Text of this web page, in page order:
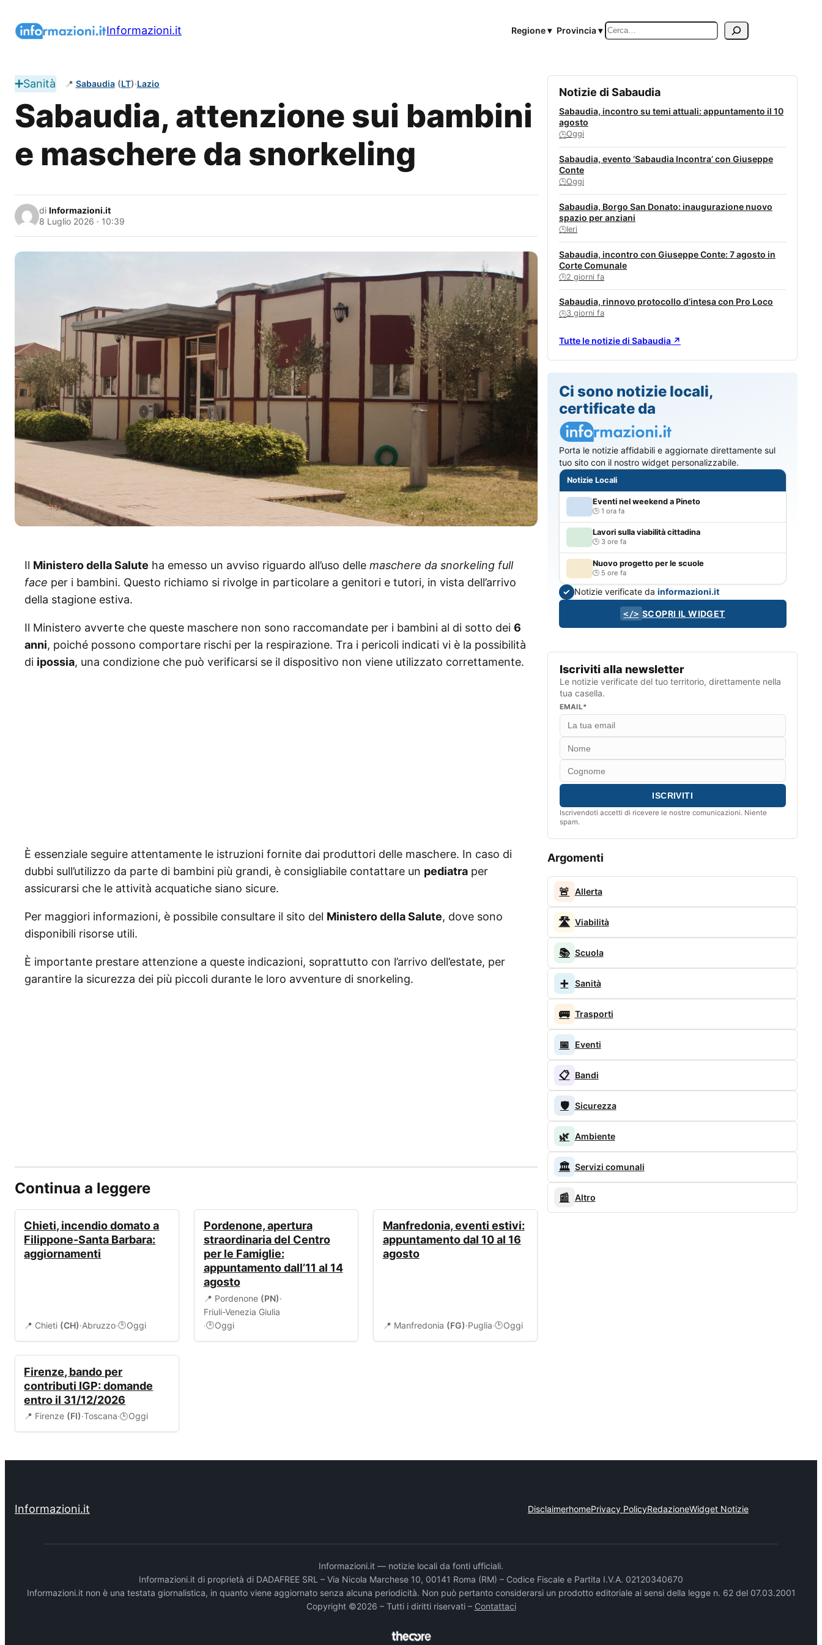
Informazioni.it Regione ▾ Provincia ▾ Cerca
➕Sanità 📍 Sabaudia (LT)·Lazio
Sabaudia, attenzione sui bambini
e maschere da snorkeling
di Informazioni.it
8 Luglio 2026 · 10:39
Il Ministero della Salute ha emesso un avviso riguardo all’uso delle maschere da snorkeling full
face per i bambini. Questo richiamo si rivolge in particolare a genitori e tutori, in vista dell’arrivo
della stagione estiva.
Il Ministero avverte che queste maschere non sono raccomandate per i bambini al di sotto dei 6
anni, poiché possono comportare rischi per la respirazione. Tra i pericoli indicati vi è la possibilità
di ipossia, una condizione che può verificarsi se il dispositivo non viene utilizzato correttamente.
È essenziale seguire attentamente le istruzioni fornite dai produttori delle maschere. In caso di
dubbi sull’utilizzo da parte di bambini più grandi, è consigliabile contattare un pediatra per
assicurarsi che le attività acquatiche siano sicure.
Per maggiori informazioni, è possibile consultare il sito del Ministero della Salute, dove sono
disponibili risorse utili.
È importante prestare attenzione a queste indicazioni, soprattutto con l’arrivo dell’estate, per
garantire la sicurezza dei più piccoli durante le loro avventure di snorkeling.
Continua a leggere
Chieti, incendio domato a
Filippone-Santa Barbara:
aggiornamenti
📍 Chieti (CH)·Abruzzo·🕒Oggi
Pordenone, apertura
straordinaria del Centro
per le Famiglie:
appuntamento dall’11 al 14
agosto
📍 Pordenone (PN)·
Friuli-Venezia Giulia
·🕒Oggi
Manfredonia, eventi estivi:
appuntamento dal 10 al 16
agosto
📍 Manfredonia (FG)·Puglia·🕒Oggi
Firenze, bando per
contributi IGP: domande
entro il 31/12/2026
📍 Firenze (FI)·Toscana·🕒Oggi
Notizie di Sabaudia
Sabaudia, incontro su temi attuali: appuntamento il 10
agosto
🕒Oggi
Sabaudia, evento ‘Sabaudia Incontra’ con Giuseppe
Conte
🕒Oggi
Sabaudia, Borgo San Donato: inaugurazione nuovo
spazio per anziani
🕒Ieri
Sabaudia, incontro con Giuseppe Conte: 7 agosto in
Corte Comunale
🕒2 giorni fa
Sabaudia, rinnovo protocollo d’intesa con Pro Loco
🕒3 giorni fa
Tutte le notizie di Sabaudia ↗
Ci sono notizie locali,
certificate da
Porta le notizie affidabili e aggiornate direttamente sul
tuo sito con il nostro widget personalizzabile.
Notizie Locali
Eventi nel weekend a Pineto
1 ora fa
Lavori sulla viabilità cittadina
3 ore fa
Nuovo progetto per le scuole
5 ore fa
✓ Notizie verificate da informazioni.it
</> SCOPRI IL WIDGET
Iscriviti alla newsletter
Le notizie verificate del tuo territorio, direttamente nella
tua casella.
EMAIL*
Iscrivendoti accetti di ricevere le nostre comunicazioni. Niente
spam.
Argomenti
🚨 Allerta
🛣️ Viabilità
📚 Scuola
➕ Sanità
🚌 Trasporti
📅 Eventi
📋 Bandi
🛡️ Sicurezza
🌿 Ambiente
🏛️ Servizi comunali
📰 Altro
Informazioni.it DisclaimerhomePrivacy PolicyRedazioneWidget Notizie
Informazioni.it — notizie locali da fonti ufficiali.
Informazioni.it di proprietà di DADAFREE SRL – Via Nicola Marchese 10, 00141 Roma (RM) – Codice Fiscale e Partita I.V.A. 02120340670
Informazioni.it non è una testata giornalistica, in quanto viene aggiornato senza alcuna periodicità. Non può pertanto considerarsi un prodotto editoriale ai sensi della legge n. 62 del 07.03.2001
Copyright ©2026 – Tutti i diritti riservati – Contattaci